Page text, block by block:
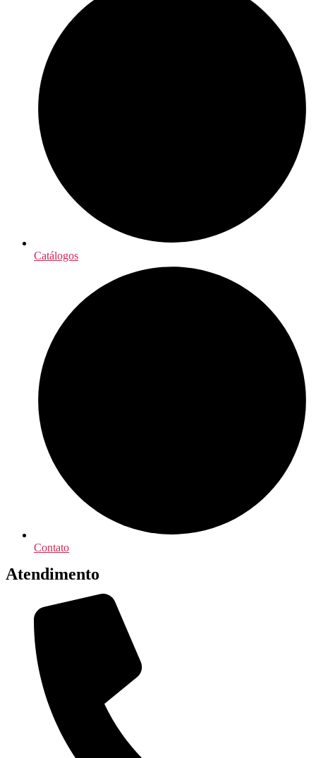
Catálogos
Contato
Atendimento